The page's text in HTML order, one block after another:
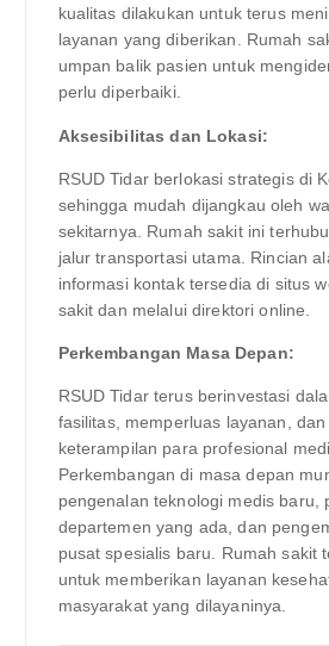
kualitas dilakukan untuk terus
layanan yang diberikan. Rumah
umpan balik pasien untuk
perlu diperbaiki.
Aksesibilitas dan Lokasi:
RSUD Tidar berlokasi strategis di
sehingga mudah dijangkau oleh
sekitarnya. Rumah sakit ini
jalur transportasi utama. Rincian
informasi kontak tersedia di situs
sakit dan melalui direktori online.
Perkembangan Masa Depan:
RSUD Tidar terus berinvestasi
fasilitas, memperluas layanan,
keterampilan para profesional
Perkembangan di masa depan
pengenalan teknologi medis baru,
departemen yang ada, dan
pusat spesialis baru. Rumah sakit
untuk memberikan layanan
masyarakat yang dilayaninya.